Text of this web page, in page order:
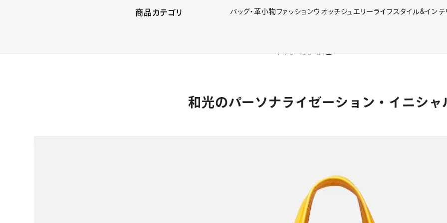
商品カテゴリ バッグ・革小物ファッションウオッチジュエリー ライフスタイル&インテ
和光のパーソナライゼーション・ イニシャ